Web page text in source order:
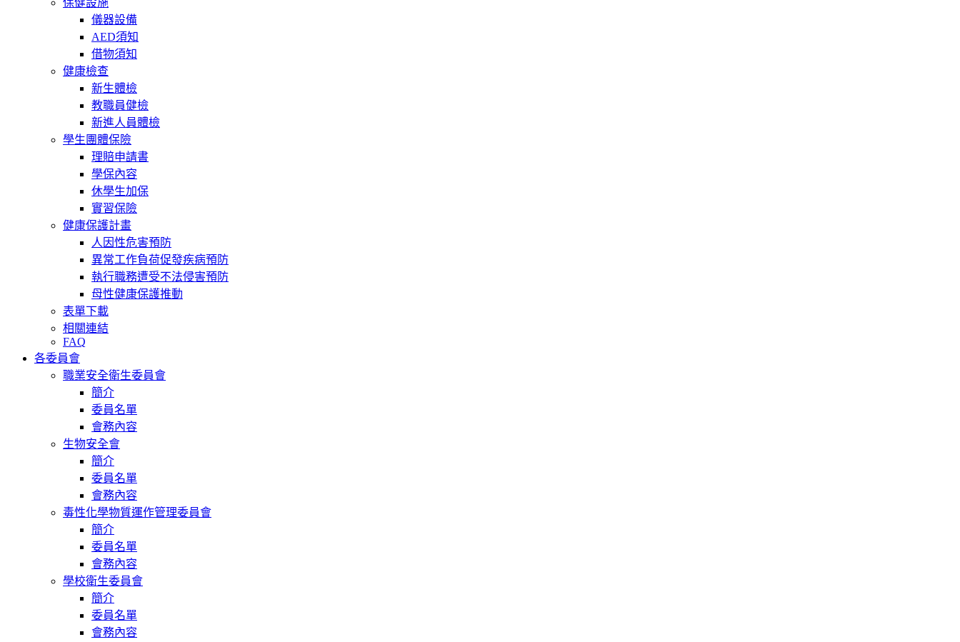
儀器設備
AED須知
借物須知
健康檢查
新生體檢
教職員健檢
新進人員體檢
學生團體保險
理賠申請書
學保內容
休學生加保
實習保險
健康保護計畫
人因性危害預防
異常工作負荷促發疾病預防
執行職務遭受不法侵害預防
母性健康保護推動
表單下載
相關連結
FAQ
各委員會
職業安全衛生委員會
簡介
委員名單
會務內容
生物安全會
簡介
委員名單
會務內容
毒性化學物質運作管理委員會
簡介
委員名單
會務內容
學校衛生委員會
簡介
委員名單
會務內容